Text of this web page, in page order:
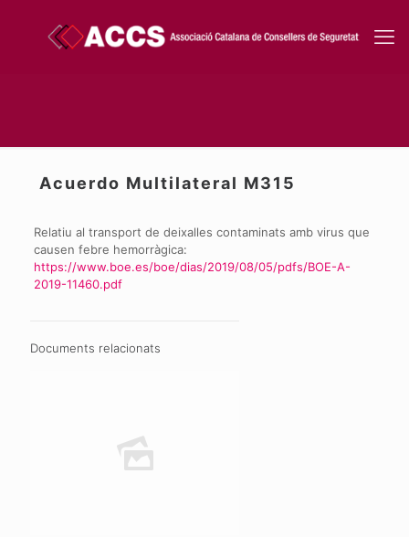
Acuerdo Multilateral M315
Relatiu al transport de deixalles contaminats amb virus que
causen febre hemorràgica:
https://www.boe.es/boe/dias/2019/08/05/pdfs/BOE-A-
2019-11460.pdf
Documents relacionats